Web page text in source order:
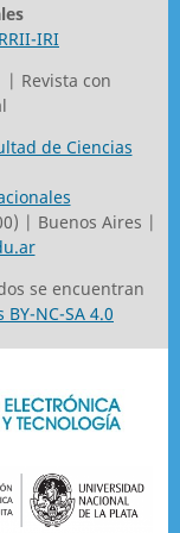
IRI
| Revista con
de Ciencias
| Buenos Aires |
se encuentran
NC-SA 4.0